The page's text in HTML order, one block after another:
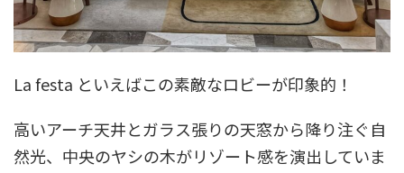
La festa といえばこの素敵なロビーが印象的！
高いアーチ天井とガラス張りの天窓から降り注ぐ自
然光、中央のヤシの木がリゾート感を演出していま